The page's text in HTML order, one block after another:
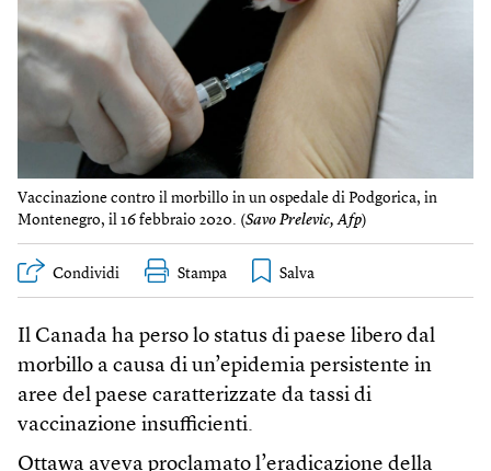
Vaccinazione contro il morbillo in un ospedale di Podgorica, in
Montenegro, il 16 febbraio 2020. (Savo Prelevic, Afp)
Condividi Stampa
Il Canada ha perso lo status di paese libero dal
morbillo a causa di un’epidemia persistente in
aree del paese caratterizzate da tassi di
vaccinazione insufficienti.
Ottawa aveva proclamato l’eradicazione della